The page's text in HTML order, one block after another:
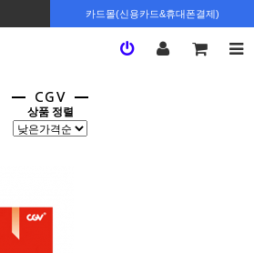
카드몰(신용카드&휴대폰결제)
CGV
상품 정렬